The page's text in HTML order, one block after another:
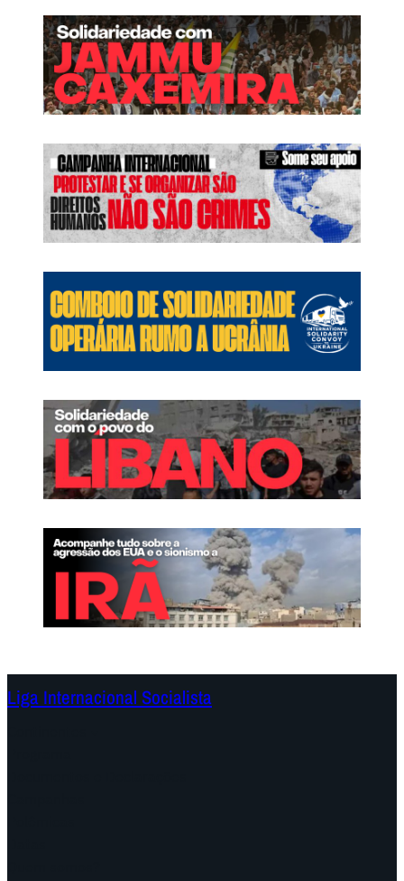
Liga Internacional Socialista